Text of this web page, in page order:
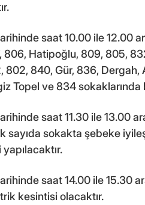
saat 10.00 ile 12.00
806, Hatipoğlu, 809, 805,
802, 840, Gür, 836, Dergah,
Topel ve 834
saat 11.30 ile 13.00
sayıda sokakta şebeke
saat 14.00 ile 15.30
kesintisi olacaktır.